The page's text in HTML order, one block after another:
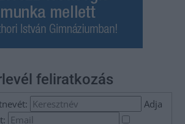
feliratkozás
Adja